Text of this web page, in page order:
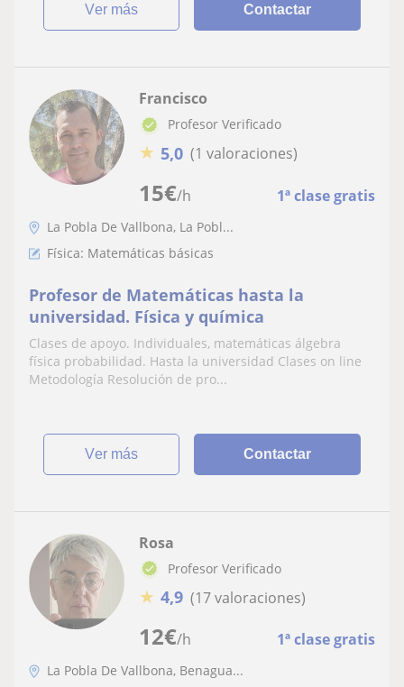
ver más Contactar
15€/h 1ª clase gratis
Francisco
Profesor Verificado
★ 5,0 (1 valoraciones)
La Pobla De Vallbona, La Pobl...
Física: Matemáticas básicas
Profesor de Matemáticas hasta la
universidad. Física y química
Clases de apoyo. Individuales, matemáticas álgebra
física probabilidad. Hasta la universidad Clases on line
Metodología Resolución de pro...
ver más Contactar
12€/h 1ª clase gratis
Rosa
Profesor Verificado
★ 4,9 (17 valoraciones)
La Pobla De Vallbona, Benagua...